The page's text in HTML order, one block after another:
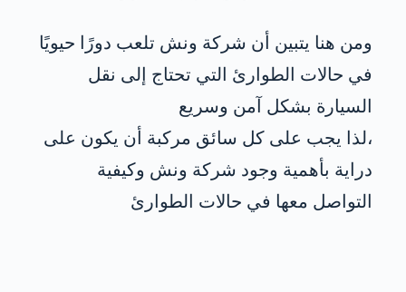
ومن هنا يتبين أن شركة ونش تلعب دورًا حيويًا
في حالات الطوارئ التي تحتاج إلى نقل
السيارة بشكل آمن وسريع
،لذا يجب على كل سائق مركبة أن يكون على
دراية بأهمية وجود شركة ونش وكيفية
التواصل معها في حالات الطوارئ